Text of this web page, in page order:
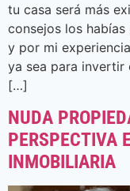
tu casa será más
consejos los
y por mi
ya sea para invertir
[…]
NUDA
PERSPECTIVA
INMOBILIARIA